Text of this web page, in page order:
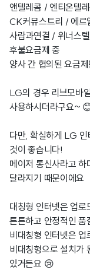
앤텔레콤 / 엔티온텔
CK커뮤스트리 / 에르
사람과연결 / 위너스
후불요금제 중
양사 간 협의된 요금
LG의 경우 리브모바
사용하시더라구요~
다만, 확실하게 LG
것이 좋습니다!
메이저 통신사라고 하
달라지기 때문이에요
대칭형 인터넷은 업로
튼튼하고 안정적인 품
비대칭형 인터넷은
비대칭형으로 설치가
있거든요 😢